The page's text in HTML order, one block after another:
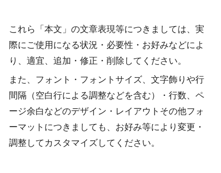
これら「本文」の文章表現等につきましては、実
際にご使用になる状況・必要性・お好みなどによ
り、適宜、追加・修正・削除してください。
また、フォント・フォントサイズ、文字飾りや行
間隔（空白行による調整などを含む）・行数、ペ
ージ余白などのデザイン・レイアウトその他フォ
ーマットにつきましても、お好み等により変更・
調整してカスタマイズしてください。